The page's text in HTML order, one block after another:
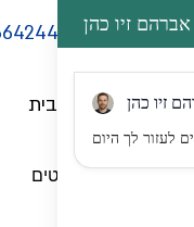
דף הבית
כל הפוסטים